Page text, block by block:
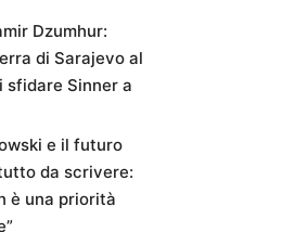
Dzumhur:
di Sarajevo al
sfidare Sinner a
e il futuro
da scrivere:
è una priorità